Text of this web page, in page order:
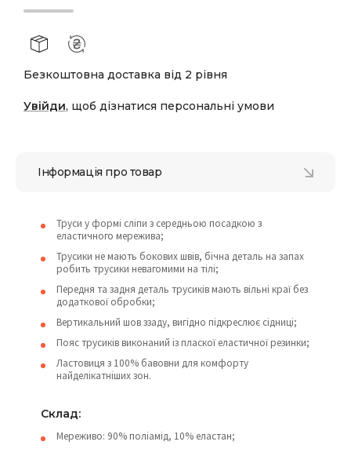
Безкоштовна доставка від 2 рівня
Увійди, щоб дізнатися персональні умови
Інформація про товар
Труси у формі сліпи з середньою посадкою з
еластичного мережива;
Трусики не мають бокових швів, бічна деталь на запах
робить трусики невагомими на тілі;
Передня та задня деталь трусиків мають вільні краї без
додаткової обробки;
Вертикальний шов ззаду, вигідно підкреслює сідниці;
Пояс трусиків виконаний із пласкої еластичної резинки;
Ластовиця з 100% бавовни для комфорту
найделікатніших зон.
Cклад:
Мереживо: 90% поліамід, 10% еластан;